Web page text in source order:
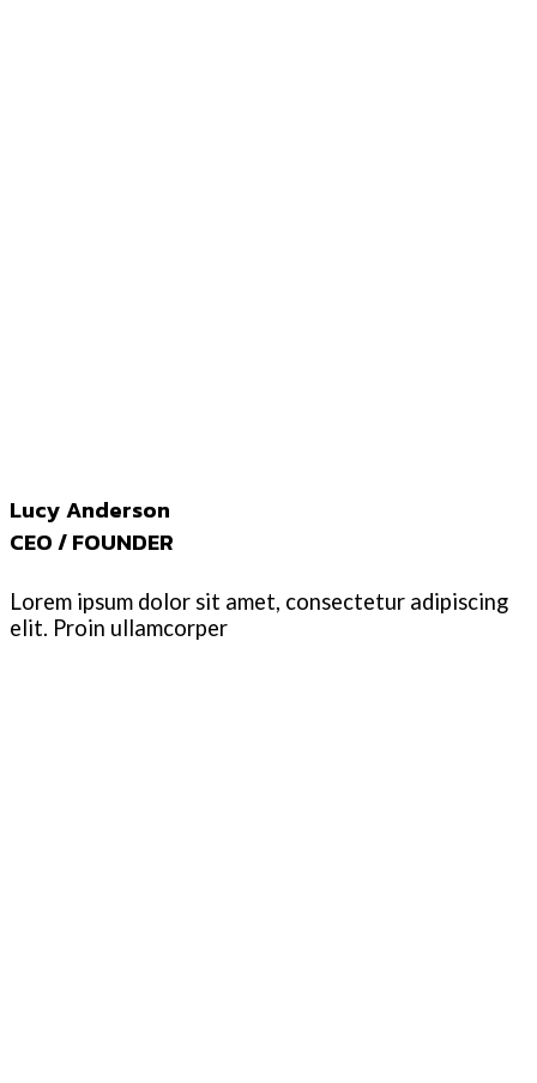
Lucy Anderson
CEO / FOUNDER
Lorem ipsum dolor sit amet, consectetur adipiscing
elit. Proin ullamcorper